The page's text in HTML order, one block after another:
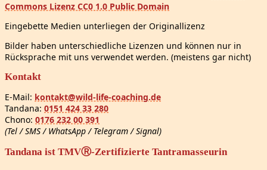
Commons Lizenz CC0 1.0 Public Domain
Eingebette Medien unterliegen der Originallizenz
Bilder haben unterschiedliche Lizenzen und können nur in
Rücksprache mit uns verwendet werden. (meistens gar nicht)
Kontakt
E-Mail: kontakt@wild-life-coaching.de
Tandana: 0151 424 33 280
Chono: 0176 232 00 391
(Tel / SMS / WhatsApp / Telegram / Signal)
Tandana ist TMVⓇ-Zertifizierte Tantramasseurin